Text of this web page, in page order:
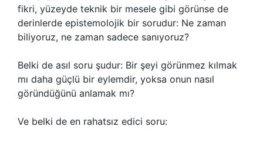
fikri, yüzeyde teknik bir mesele gibi görünse de
derinlerde epistemolojik bir sorudur: Ne zaman
biliyoruz, ne zaman sadece sanıyoruz?
Belki de asıl soru şudur: Bir şeyi görünmez kılmak
mı daha güçlü bir eylemdir, yoksa onun nasıl
göründüğünü anlamak mı?
Ve belki de en rahatsız edici soru: